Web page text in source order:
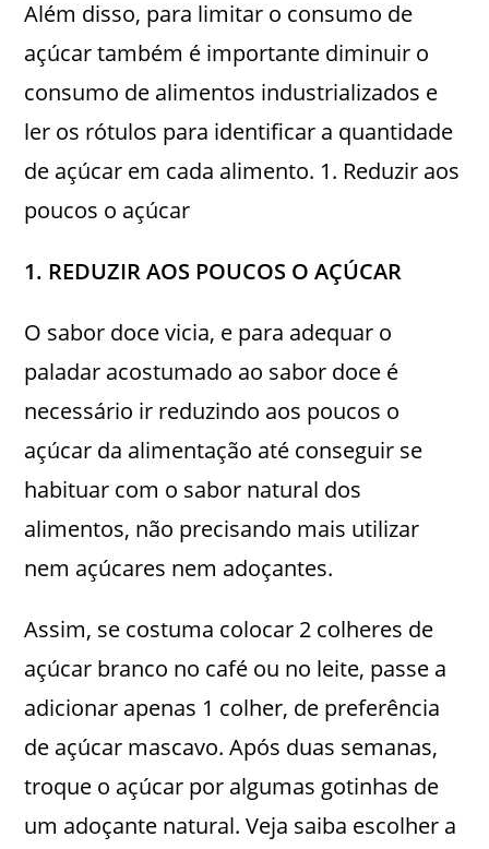
Além disso, para limitar o consumo de
açúcar também é importante diminuir o
consumo de alimentos industrializados e
ler os rótulos para identificar a quantidade
de açúcar em cada alimento. 1. Reduzir aos
poucos o açúcar
1. REDUZIR AOS POUCOS O AÇÚCAR
O sabor doce vicia, e para adequar o
paladar acostumado ao sabor doce é
necessário ir reduzindo aos poucos o
açúcar da alimentação até conseguir se
habituar com o sabor natural dos
alimentos, não precisando mais utilizar
nem açúcares nem adoçantes.
Assim, se costuma colocar 2 colheres de
açúcar branco no café ou no leite, passe a
adicionar apenas 1 colher, de preferência
de açúcar mascavo. Após duas semanas,
troque o açúcar por algumas gotinhas de
um adoçante natural. Veja saiba escolher a